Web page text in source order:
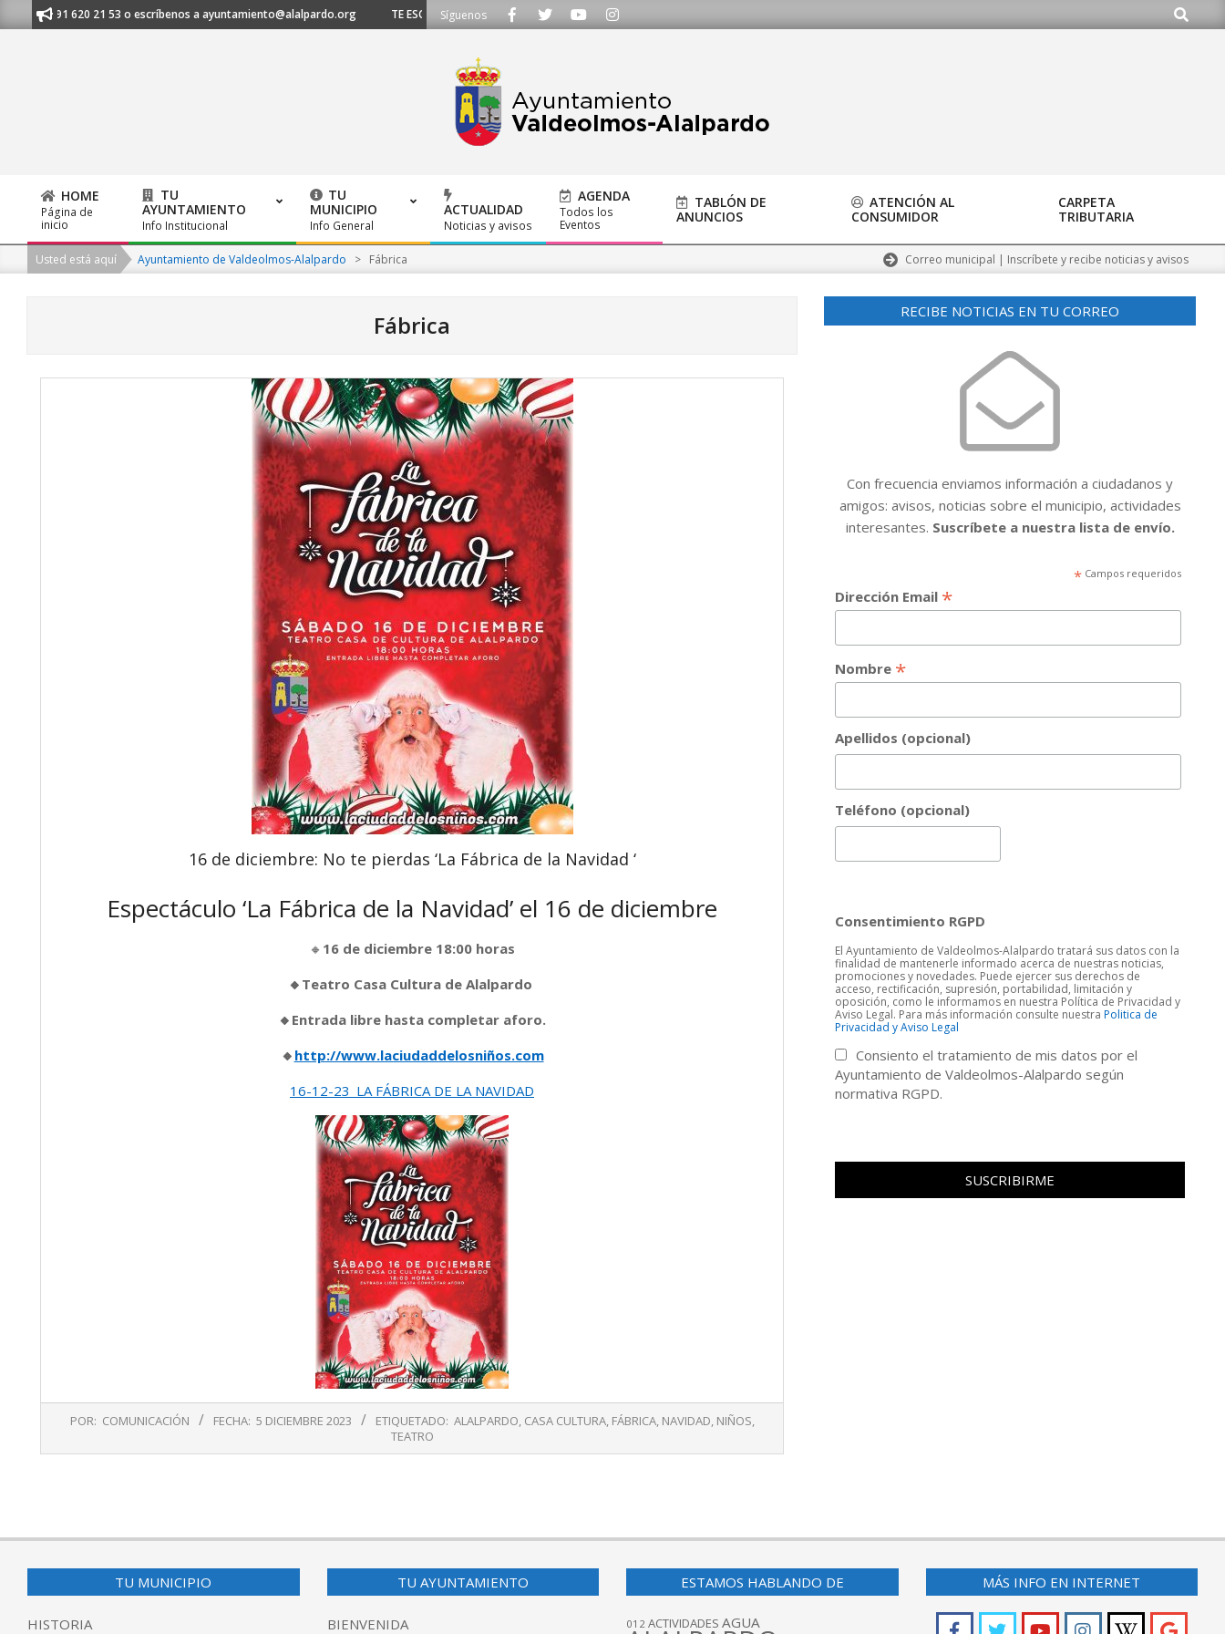
to
al 91 620 21 53 o escríbenos a ayuntamiento@alalpardo.org TE ESCUCHAMOS - Llámanos al 91 620 21 53 o escríbenos a ayuntamiento@alalpardo.org
Síguenos Buscar
Primary
Navigation
Menu
HOME
Página de
inicio
TU
AYUNTAMIENTO
Info Institucional
TU
MUNICIPIO
Info General
ACTUALIDAD
Noticias y avisos
AGENDA
Todos los
Eventos
TABLÓN DE
ANUNCIOS
ATENCIÓN AL
CONSUMIDOR
CARPETA
TRIBUTARIA
Usted está aquí Ayuntamiento de Valdeolmos-Alalpardo > Fábrica Correo municipal | Inscríbete y recibe noticias y avisos
Fábrica
16 de diciembre: No te pierdas ‘La Fábrica de la Navidad ‘
Espectáculo ‘La Fábrica de la Navidad’ el 16 de diciembre
🔸 16 de diciembre 18:00 horas
🔸Teatro Casa Cultura de Alalpardo
🔸Entrada libre hasta completar aforo.
🔸 http://www.laciudaddelosniños.com
16-12-23_LA FÁBRICA DE LA NAVIDAD
05
POR: COMUNICACIÓN FECHA: 5 DICIEMBRE 2023 ETIQUETADO: ALALPARDO, CASA CULTURA, FÁBRICA, NAVIDAD, NIÑOS,
TEATRO
RECIBE NOTICIAS EN TU CORREO
Con frecuencia enviamos información a ciudadanos y
amigos: avisos, noticias sobre el municipio, actividades
interesantes. Suscríbete a nuestra lista de envío.
* Campos requeridos
Dirección Email *
Nombre *
Apellidos (opcional)
Teléfono (opcional)
Consentimiento RGPD
El Ayuntamiento de Valdeolmos-Alalpardo tratará sus datos con la
finalidad de mantenerle informado acerca de nuestras noticias,
promociones y novedades. Puede ejercer sus derechos de
acceso, rectificación, supresión, portabilidad, limitación y
oposición, como le informamos en nuestra Política de Privacidad y
Aviso Legal. Para más información consulte nuestraPolitica de
Privacidad y Aviso Legal
Consiento el tratamiento de mis datos por el
Ayuntamiento de Valdeolmos-Alalpardo según
normativa RGPD.
TU MUNICIPIO
HISTORIA
TU AYUNTAMIENTO
BIENVENIDA
ESTAMOS HABLANDO DE
012 ACTIVIDADES AGUA
MÁS INFO EN INTERNET